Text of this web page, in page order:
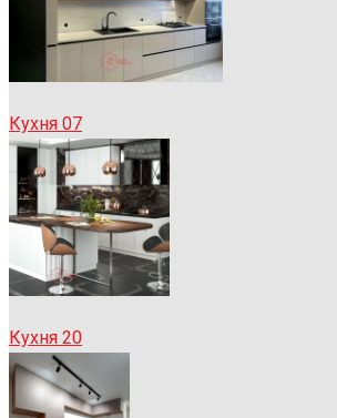
Кухня 07
Кухня 20